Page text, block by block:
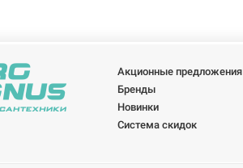
Акционные предложения
Бренды
Новинки
Система скидок